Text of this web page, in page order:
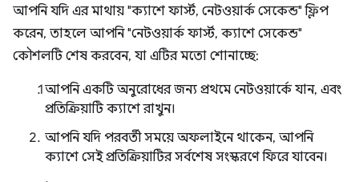
আপনি যদি এর মাথায় "ক্যাশে ফার্স্ট, নেটওয়ার্ক সেকেন্ড" ফ্লিপ
করেন, তাহলে আপনি "নেটওয়ার্ক ফার্স্ট, ক্যাশে সেকেন্ড"
কৌশলটি শেষ করবেন, যা এটির মতো শোনাচ্ছে:
আপনি একটি অনুরোধের জন্য প্রথমে নেটওয়ার্কে যান, এবং
প্রতিক্রিয়াটি ক্যাশে রাখুন।
আপনি যদি পরবর্তী সময়ে অফলাইনে থাকেন, আপনি
ক্যাশে সেই প্রতিক্রিয়াটির সর্বশেষ সংস্করণে ফিরে যাবেন।